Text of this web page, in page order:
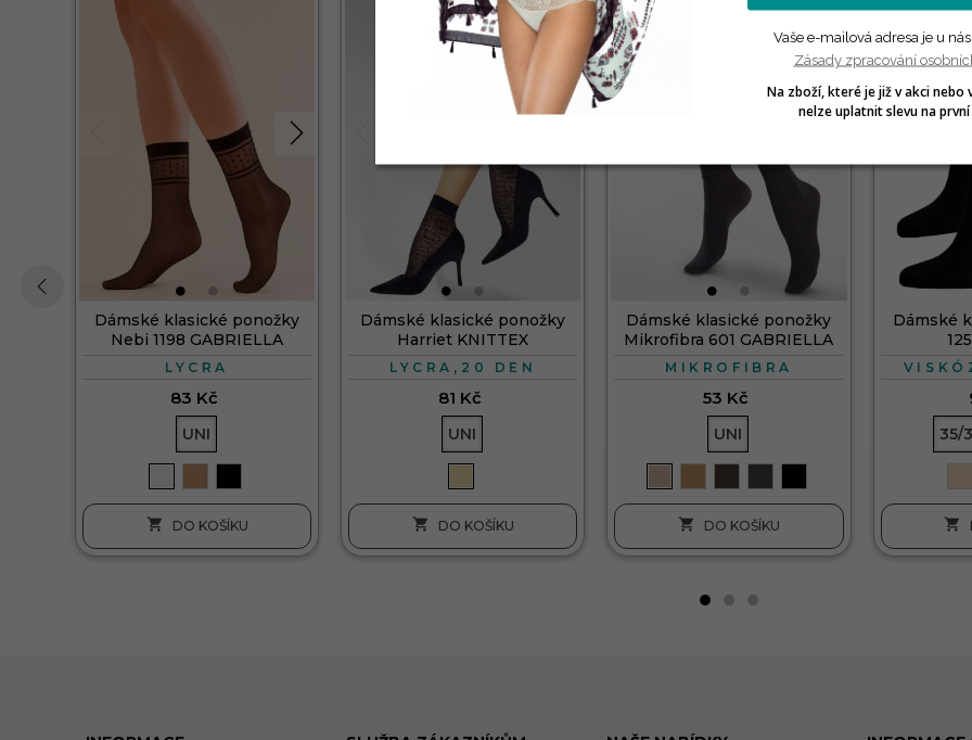
Dámské klasické ponožky
Nebi 1198 GABRIELLA
LYCRA
83 Kč
UNI
 DO KOŠÍKU
Dámské klasické ponožky
Harriet KNITTEX
LYCRA , 20 DEN
81 Kč
UNI
 DO KOŠÍKU
Dámské klasické ponožky
Mikrofibra 601 GABRIELLA
MIKROFIBRA
53 Kč
UNI
 DO KOŠÍKU
3 PÁRY🎁
Dámské
35/

Vaše e-mailová adresa je u
Zásady zpracování
Na zboží, které je již v akci nebo
nelze uplatnit slevu na první